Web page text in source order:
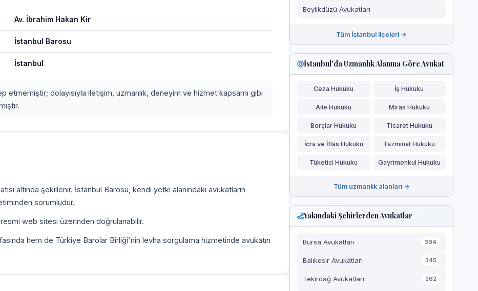
Av. İbrahim Hakan Kir
İstanbul Barosu
İstanbul
etmemiştir; dolayısıyla iletişim, uzmanlık, deneyim ve hizmet kapsamı gibi
altında şekillenir. İstanbul Barosu, kendi yetki alanındaki avukatların
sorumludur.
web sitesi üzerinden doğrulanabilir.
hem de Türkiye Barolar Birliği'nin levha sorgulama hizmetinde avukatın
Beylikdüzü Avukatları
Tüm İstanbul ilçeleri →
İstanbul'da Uzmanlık Alanına Göre Avukat
Ceza Hukuku İş Hukuku
Aile Hukuku Miras Hukuku
Borçlar Hukuku Ticaret Hukuku
İcra ve İflas Hukuku Tazminat Hukuku
Tüketici Hukuku Gayrimenkul Hukuku
Tüm uzmanlık alanları →
Yakındaki Şehirlerden Avukatlar
Bursa Avukatları 394
Balıkesir Avukatları 345
Tekirdağ Avukatları 262